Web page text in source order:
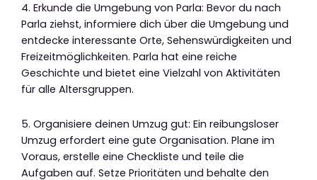
4. Erkunde die Umgebung von Parla: Bevor du nach
Parla ziehst, informiere dich über die Umgebung und
entdecke interessante Orte, Sehenswürdigkeiten und
Freizeitmöglichkeiten. Parla hat eine reiche
Geschichte und bietet eine Vielzahl von Aktivitäten
für alle Altersgruppen.
5. Organisiere deinen Umzug gut: Ein reibungsloser
Umzug erfordert eine gute Organisation. Plane im
Voraus, erstelle eine Checkliste und teile die
Aufgaben auf. Setze Prioritäten und behalte den